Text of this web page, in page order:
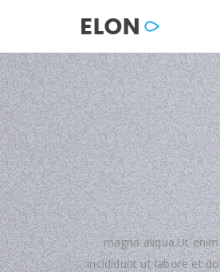
magna aliqua.Ut
incididunt ut labore et